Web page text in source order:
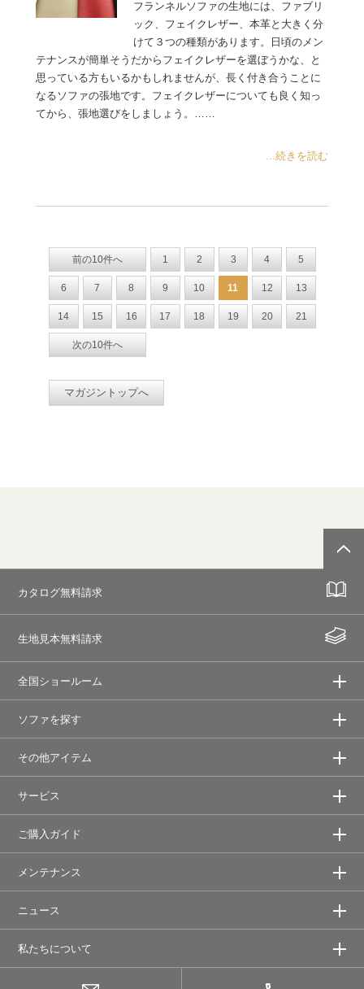
フランネルソファの生地には、ファブリ
ック、フェイクレザー、本革と大きく分
けて３つの種類があります。日頃のメン
テナンスが簡単そうだからフェイクレザーを選ぼうかな、と
思っている方もいるかもしれませんが、長く付き合うことに
なるソファの張地です。フェイクレザーについても良く知っ
てから、張地選びをしましょう。……
...続きを読む
前の10件へ 1 2 3 4 5
6 7 8 9 10 11 12 13
14 15 16 17 18 19 20 21
次の10件へ
マガジントップへ
カタログ無料請求
生地見本無料請求
全国ショールーム
ソファを探す
その他アイテム
サービス
ご購入ガイド
メンテナンス
ニュース
私たちについて